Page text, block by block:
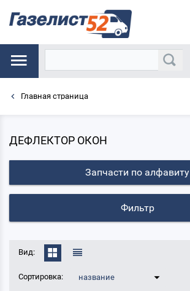
Главная страница
ДЕФЛЕКТОР ОКОН
Запчасти по алфавиту
Фильтр
Вид:
Сортировка: название